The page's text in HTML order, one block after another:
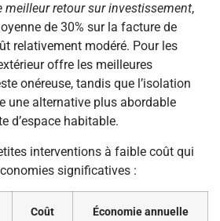
meilleur retour sur investissement,
de 30% sur la facture de
relativement modéré. Pour les
offre les meilleures
onéreuse, tandis que l’isolation
une alternative plus abordable
d’espace habitable.
interventions à faible coût qui
significatives :
Coût
Économie annuelle